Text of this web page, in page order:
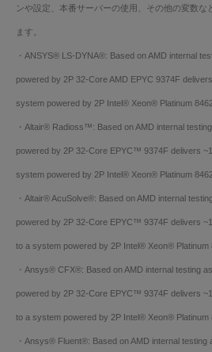
ンや設定、本番サーバーの使用、その他の変数な
ます。
・ANSYS® LS-DYNA®: Based on AMD internal
powered by 2P 32-Core AMD EPYC 9374F
system powered by 2P Intel® Xeon® Platinum
・Altair® Radioss™: Based on AMD internal
powered by 2P 32-Core EPYC™ 9374F delivers
system powered by 2P Intel® Xeon® Platinum
・Altair® AcuSolve®: Based on AMD internal
powered by 2P 32-Core EPYC™ 9374F delivers
to a system powered by 2P Intel® Xeon® Platinum
・Ansys® CFX®: Based on AMD internal testing
powered by 2P 32-Core EPYC™ 9374F delivers
to a system powered by 2P Intel® Xeon® Platinum
・Ansys® Fluent®: Based on AMD internal